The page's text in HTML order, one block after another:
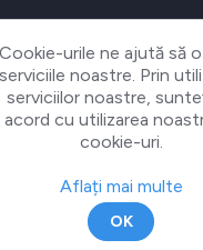
nopCommerce
Ecom Digital. Toate
Cookie-urile ne ajută să
serviciile noastre. Prin
serviciilor noastre,
acord cu utilizarea
cookie-uri.
Aflați mai multe
OK